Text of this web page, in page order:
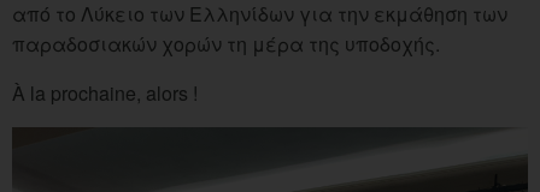
από το Λύκειο των Ελληνίδων για την εκμάθηση των
παραδοσιακών χορών τη μέρα της υποδοχής.
À la prochaine, alors !